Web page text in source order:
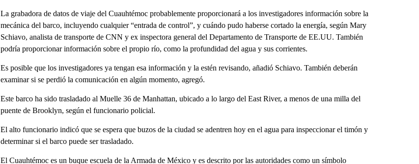
La grabadora de datos de viaje del Cuauhtémoc probablemente proporcionará a los investigadores información sobre la
mecánica del barco, incluyendo cualquier “entrada de control”, y cuándo pudo haberse cortado la energía, según Mary
Schiavo, analista de transporte de CNN y ex inspectora general del Departamento de Transporte de EE.UU. También
podría proporcionar información sobre el propio río, como la profundidad del agua y sus corrientes.
Es posible que los investigadores ya tengan esa información y la estén revisando, añadió Schiavo. También deberán
examinar si se perdió la comunicación en algún momento, agregó.
Este barco ha sido trasladado al Muelle 36 de Manhattan, ubicado a lo largo del East River, a menos de una milla del
puente de Brooklyn, según el funcionario policial.
El alto funcionario indicó que se espera que buzos de la ciudad se adentren hoy en el agua para inspeccionar el timón y
determinar si el barco puede ser trasladado.
El Cuauhtémoc es un buque escuela de la Armada de México y es descrito por las autoridades como un símbolo